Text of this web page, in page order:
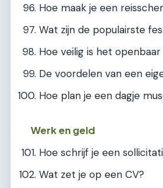
Hoe maak je een
Wat zijn de populairste
Hoe veilig is het
De voordelen van een
Hoe plan je een dagje
Werk en geld
Hoe schrijf je een
Wat zet je op een CV?